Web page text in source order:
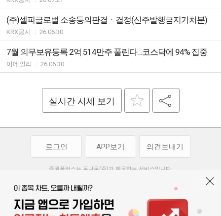
(주)셀피글로벌 소송등의판결ㆍ결정(신주발행금지가처분)
KRX공시 26.06.30
7월 의무보유등록 2억 514만주 풀린다…코스닥에 94% 집중
이데일리 26.06.30
실시간 시세 보기
로그인 APP보기 의견보내기
증권플러스는 두나무(주)가 제공하는 서비스입니다.
투자 참고사항이며, 정보 제공 과정에서 오류나 지연이 발생할 수 있습니다.
두나무(주)는 제공된 정보에 의한 투자 결과에 대하여 법적인 책임을
부담하지 않습니다. 본 서비스에서 제공되는 정보의 무단 배포를 금합니다.
이용약관 | 청소년보호정책 개인정보처리방침